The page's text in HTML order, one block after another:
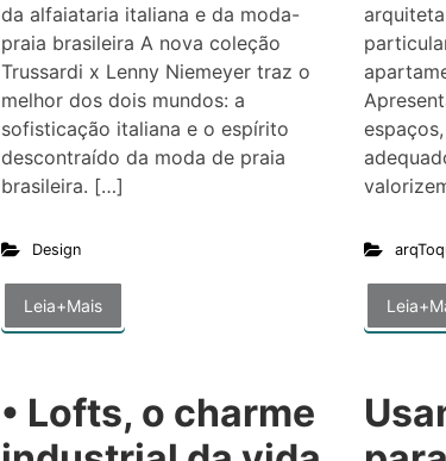
da alfaiataria italiana e da moda-
praia brasileira A nova coleção
Trussardi x Lenny Niemeyer traz o
melhor dos dois mundos: a
sofisticação italiana e o espírito
descontraído da moda de praia
brasileira. […]
Design
Leia+Mais
• Lofts, o charme